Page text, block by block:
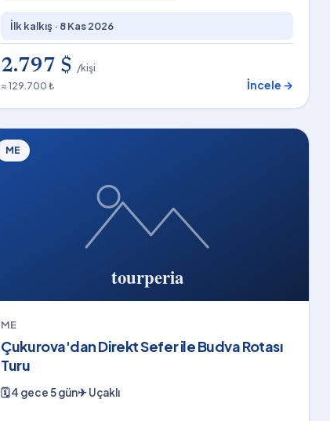
İlk kalkış · 8 Kas 2026
2.797 $ /kişi
≈ 129.700 ₺
İncele →
ME
ME
Çukurova'dan Direkt Sefer ile Budva Rotası
Turu
🗓4 gece 5 gün✈Uçaklı